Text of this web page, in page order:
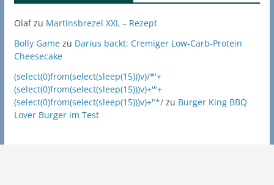
Olafzu Martinsbrezel XXL – Rezept
Bolly Gamezu Darius backt: Cremiger Low-Carb-Protein
Cheesecake
(select(0)from(select(sleep(15)))v)/*'+
(select(0)from(select(sleep(15)))v)+'"+
(select(0)from(select(sleep(15)))v)+"*/zu Burger King BBQ
Lover Burger im Test